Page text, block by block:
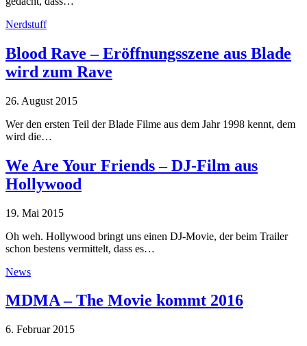
Nerdstuff
Blood Rave – Eröffnungsszene aus Blade
wird zum Rave
26. August 2015
Wer den ersten Teil der Blade Filme aus dem Jahr 1998 kennt, dem
wird die…
We Are Your Friends – DJ-Film aus
Hollywood
19. Mai 2015
Oh weh. Hollywood bringt uns einen DJ-Movie, der beim Trailer
schon bestens vermittelt, dass es…
News
MDMA – The Movie kommt 2016
6. Februar 2015